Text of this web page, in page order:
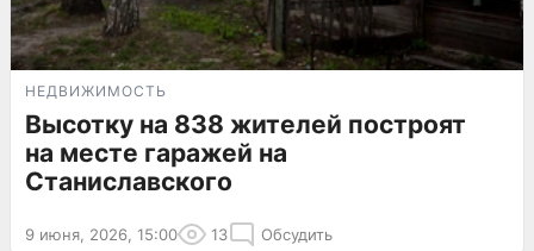
НЕДВИЖИМОСТЬ
Высотку на 838 жителей построят
на месте гаражей на
Станиславского
9 июня, 2026, 15:00 13 Обсудить